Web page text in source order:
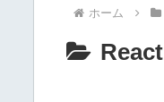
ホーム
React